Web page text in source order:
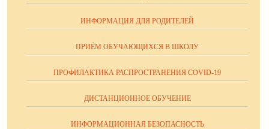
ИНФОРМАЦИЯ ДЛЯ РОДИТЕЛЕЙ
ПРИЁМ ОБУЧАЮЩИХСЯ В ШКОЛУ
ПРОФИЛАКТИКА РАСПРОСТРАНЕНИЯ COVID-19
ДИСТАНЦИОННОЕ ОБУЧЕНИЕ
ИНФОРМАЦИОННАЯ БЕЗОПАСНОСТЬ